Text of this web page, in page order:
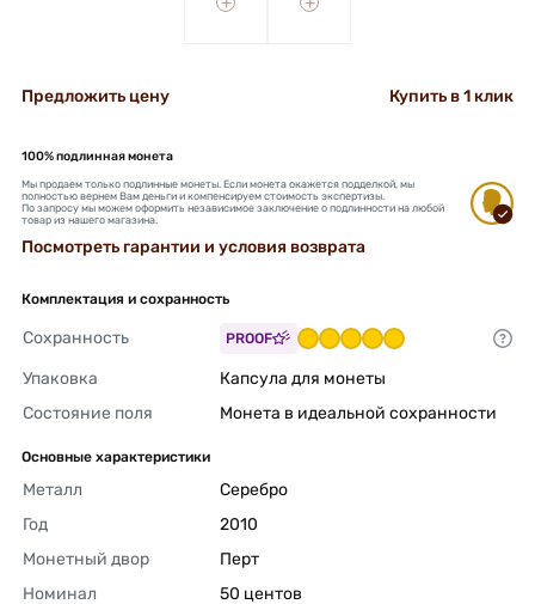
Предложить цену Купить в 1 клик
100% подлинная монета
Мы продаем только подлинные монеты. Если монета окажется подделкой, мы
полностью вернем Вам деньги и компенсируем стоимость экспертизы.
По запросу мы можем оформить независимое заключение о подлинности на любой
товар из нашего магазина.
Посмотреть гарантии и условия возврата
Комплектация и сохранность
Сохранность PROOF
Упаковка
Капсула для монеты
Состояние поля
Монета в идеальной сохранности
Основные характеристики
Металл
Серебро
Год
2010
Монетный двор
Перт
Номинал
50 центов